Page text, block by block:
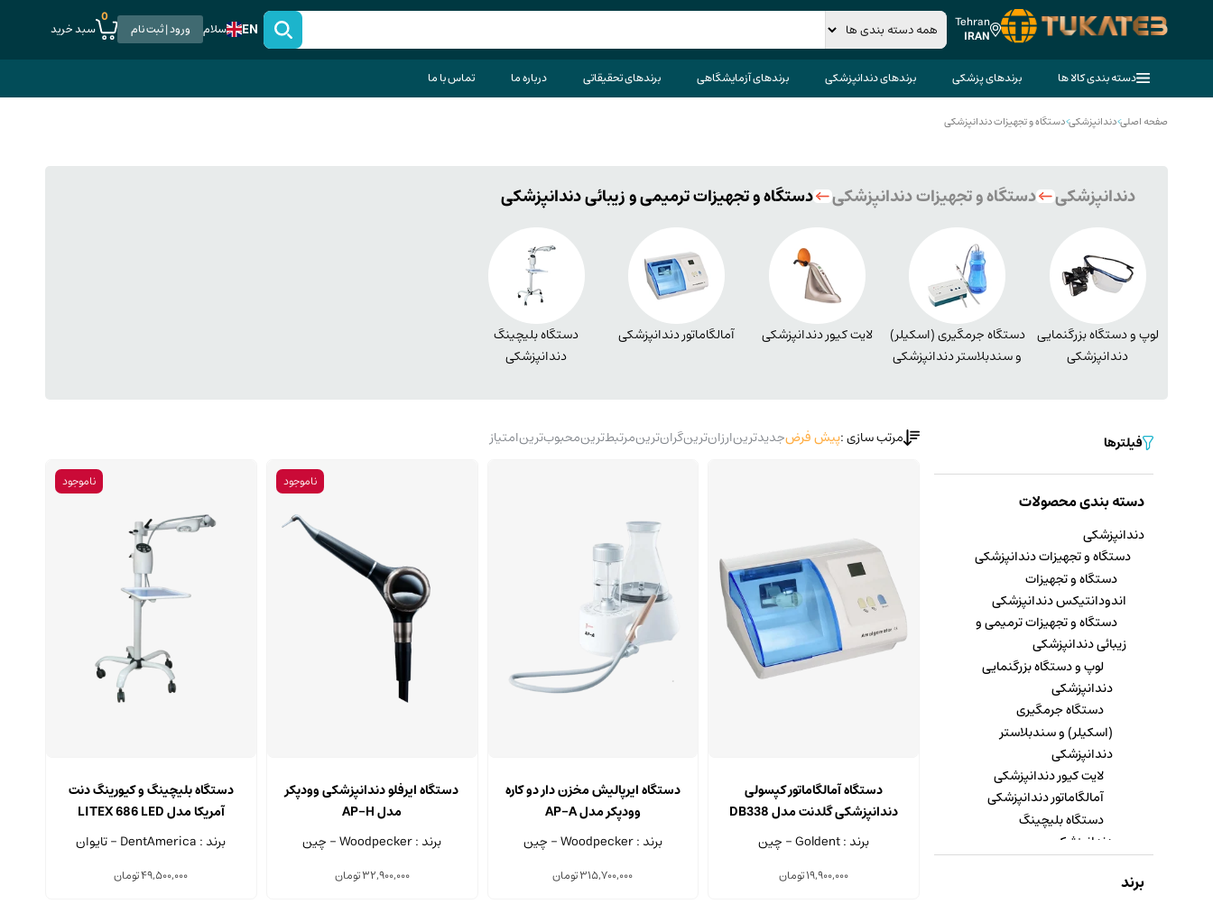
Tehran
IRAN
EN سلام ورود | ثبت نام
0
سبد خرید
دسته بندی کالا ها برندهای پزشکی برندهای دندانپزشکی برندهای آزمایشگاهی برندهای تحقیقاتی درباره ما تماس با ما
صفحه اصلی>دندانپزشکی>دستگاه و تجهیزات دندانپزشکی
دندانپزشکی دستگاه و تجهیزات دندانپزشکی دستگاه و تجهیزات ترمیمی و زیبائی دندانپزشکی
لوپ و دستگاه بزرگنمایی
دندانپزشکی
دستگاه جرمگیری (اسکیلر)
و سندبلاستر دندانپزشکی
لایت کیور دندانپزشکی آمالگاماتور دندانپزشکی
دستگاه بلیچینگ
دندانپزشکی
فیلترها
دسته بندی محصولات
دندانپزشکی
دستگاه و تجهیزات دندانپزشکی
دستگاه و تجهیزات
اندودانتیکس دندانپزشکی
دستگاه و تجهیزات ترمیمی و
زیبائی دندانپزشکی
لوپ و دستگاه بزرگنمایی
دندانپزشکی
دستگاه جرمگیری
(اسکیلر) و سندبلاستر
دندانپزشکی
لایت کیور دندانپزشکی
آمالگاماتور دندانپزشکی
دستگاه بلیچینگ
دندانپزشکی
برند
مرتب سازی :پیش فرضجدیدترینارزان‌ترینگران‌ترینمرتبط‌ترینمحبوب‌ترینامتیاز
دستگاه آمالگاماتور کپسولی
دندانپزشکی گلدنت مدل DB338
برند : Goldent - چین
19,900,000تومان
دستگاه ایرپالیش مخزن دار دو کاره
وودپکر مدل AP-A
برند : Woodpecker - چین
315,700,000تومان
ناموجود
دستگاه ایرفلو دندانپزشکی وودپکر
مدل AP-H
برند : Woodpecker - چین
32,900,000تومان
ناموجود
دستگاه بلیچینگ و کیورینگ دنت‌
آمریکا مدل LITEX 686 LED
برند : DentAmerica - تایوان
49,500,000تومان